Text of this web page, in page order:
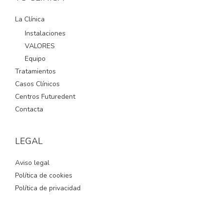
La Clínica
Instalaciones
VALORES
Equipo
Tratamientos
Casos Clínicos
Centros Futuredent
Contacta
LEGAL
Aviso legal
Política de cookies
Política de privacidad